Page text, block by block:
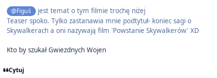
@Figuś jest temat o tym filmie trochę niżej
Teaser spoko. Tylko zastanawia mnie podtytuł- koniec sagi o
Skywalkerach a oni nazywają film 'Powstanie Skywalkerów' XD
Kto by szukał Gwiezdnych Wojen
Cytuj